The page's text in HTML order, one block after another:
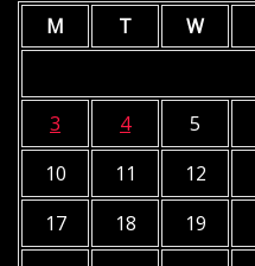
M T W
3
4 5
10
11 12
17
18 19